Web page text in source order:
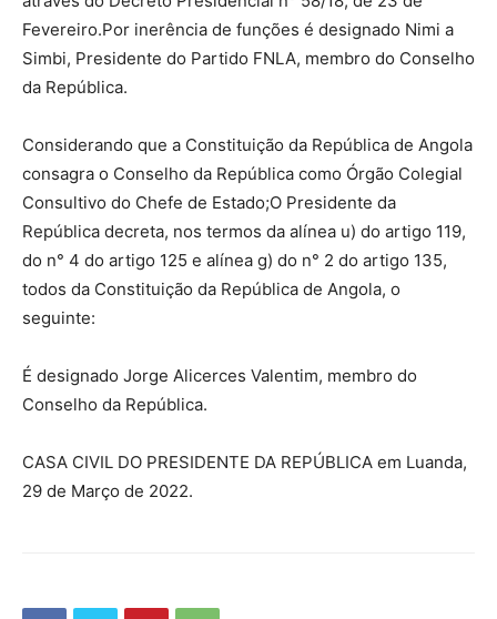
Fevereiro.Por inerência de funções é designado Nimi a
Simbi, Presidente do Partido FNLA, membro do Conselho
da República.
Considerando que a Constituição da República de Angola
consagra o Conselho da República como Órgão Colegial
Consultivo do Chefe de Estado;O Presidente da
República decreta, nos termos da alínea u) do artigo 119,
do n° 4 do artigo 125 e alínea g) do n° 2 do artigo 135,
todos da Constituição da República de Angola, o
seguinte:
É designado Jorge Alicerces Valentim, membro do
Conselho da República.
CASA CIVIL DO PRESIDENTE DA REPÚBLICA em Luanda,
29 de Março de 2022.